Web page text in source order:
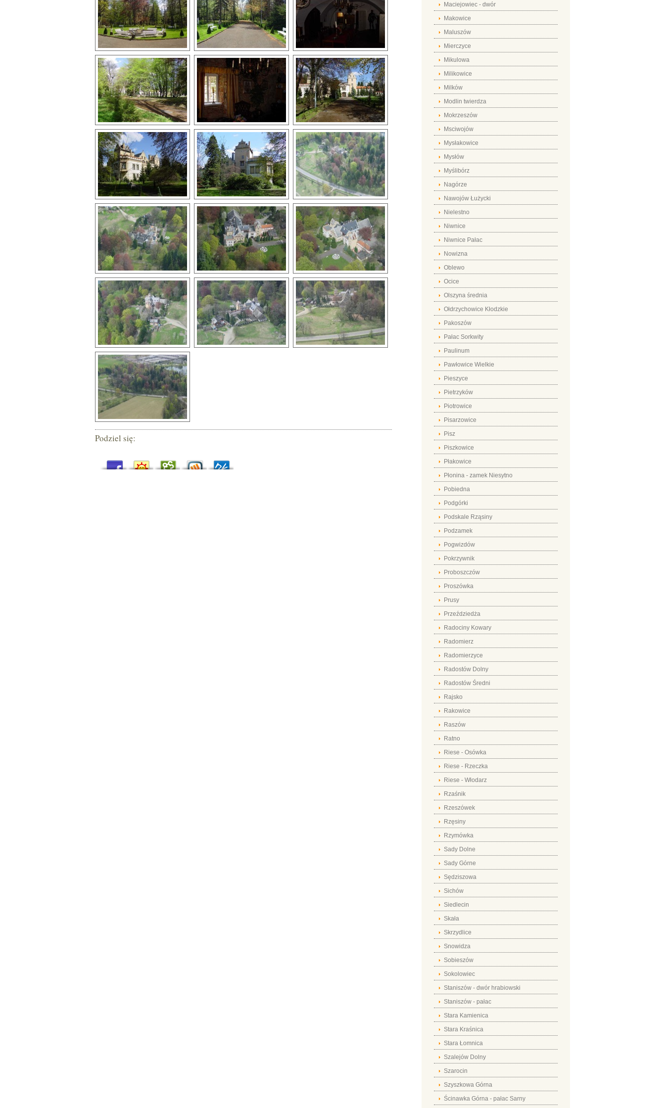
Podziel się:
Maciejowiec - dwór
Makowice
Maluszów
Mierczyce
Mikulowa
Milikowice
Milków
Modlin twierdza
Mokrzeszów
Msciwojów
Mysłakowice
Mysłów
Myślibórz
Nagórze
Nawojów Łużycki
Nielestno
Niwnice
Niwnice Pałac
Nowizna
Oblewo
Ocice
Olszyna średnia
Ołdrzychowice Kłodzkie
Pakoszów
Pałac Sorkwity
Paulinum
Pawłowice Wielkie
Pieszyce
Pietrzyków
Piotrowice
Pisarzowice
Pisz
Piszkowice
Płakowice
Płonina - zamek Niesytno
Pobiedna
Podgórki
Podskale Rząsiny
Podzamek
Pogwizdów
Pokrzywnik
Proboszczów
Proszówka
Prusy
Przeździedża
Radociny Kowary
Radomierz
Radomierzyce
Radostów Dolny
Radostów Średni
Rajsko
Rakowice
Raszów
Ratno
Riese - Osówka
Riese - Rzeczka
Riese - Włodarz
Rzaśnik
Rzeszówek
Rzęsiny
Rzymówka
Sady Dolne
Sady Górne
Sędziszowa
Sichów
Siedlecin
Skała
Skrzydlice
Snowidza
Sobieszów
Sokolowiec
Staniszów - dwór hrabiowski
Staniszów - pałac
Stara Kamienica
Stara Kraśnica
Stara Łomnica
Szalejów Dolny
Szarocin
Szyszkowa Górna
Ścinawka Górna - pałac Sarny